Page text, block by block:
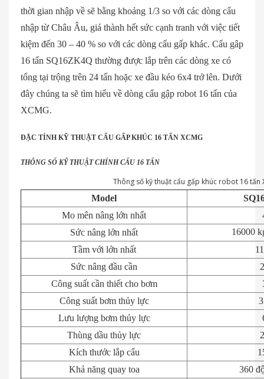
thời gian nhập về sẽ bằng khoảng 1/3 so với các dòng cẩu
nhập từ Châu Âu, giá thành hết sức cạnh tranh với việc tiết
kiệm đến 30 – 40 % so với các dòng cẩu gấp khác. Cẩu gâp
16 tấn SQ16ZK4Q thường được lắp trên các dòng xe có
tổng tại trộng trên 24 tấn hoặc xe đầu kéo 6x4 trở lên. Dưới
đây chúng ta sẽ tìm hiểu về dòng cẩu gập robot 16 tấn của
XCMG.
ĐẶC TÍNH KỸ THUẬT CẨU GẤP KHÚC 16 TẤN XCMG
THÔNG SỐ KỸ THUẬT CHÍNH CẨU 16 TẤN
Thông số kỹ thuật cẩu gấp khúc robot 16 tấn
Model
Mo mên nâng lớn nhất
Sức nâng lớn nhất
16000
Tầm với lớn nhất
Sức nâng đầu cần
Công suất cần thiết cho bơm
Công suất bơm thủy lực
Lưu lượng bơm thủy lực
Thùng dầu thủy lực
Kích thước lắp cẩu
Khả năng quay toa
360